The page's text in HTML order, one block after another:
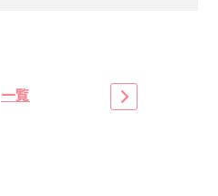
一覧